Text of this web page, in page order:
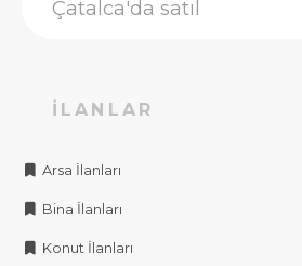
İLANLAR
Arsa İlanları
Bina İlanları
Konut İlanları